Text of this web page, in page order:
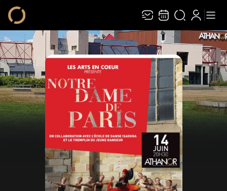
Recevez toute l’actualité en vous abonnant à
notre newsletter :
ENVOYER
Rivaj Group traite votre adresse électronique pour la gestion de votre
abonnement à la newsletter deAthanor. Vous pouvez retirer votre
consentement à tout moment. Pour en savoir plus, consultez notrepolitique de
protection des données.